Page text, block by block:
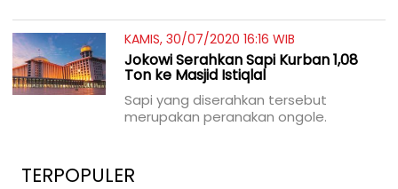
KAMIS, 30/07/2020 16:16 WIB
Jokowi Serahkan Sapi Kurban 1,08
Ton ke Masjid Istiqlal
Sapi yang diserahkan tersebut
merupakan peranakan ongole.
TERPOPULER